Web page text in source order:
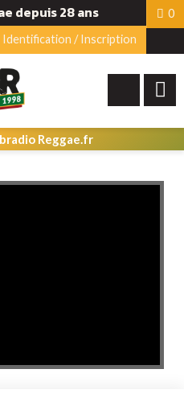
depuis 28 ans
0
Identification / Inscription
Reggae.fr